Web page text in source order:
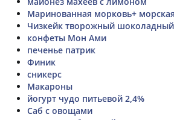
Маринованная морковь+
Чизкейк творожный
конфеты Мон Ами
печенье патрик
Финик
сникерс
Макароны
йогурт чудо питьевой 2,4%
Саб с овощами